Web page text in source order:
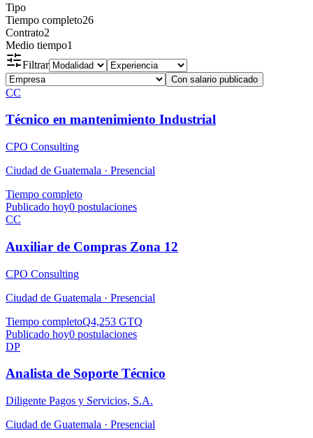
Tipo
Tiempo completo26
Contrato2
Medio tiempo1
Filtrar
Con salario publicado
CC
Técnico en mantenimiento Industrial
CPO Consulting
Ciudad de Guatemala · Presencial
Tiempo completo
Publicado hoy0 postulaciones
CC
Auxiliar de Compras Zona 12
CPO Consulting
Ciudad de Guatemala · Presencial
Tiempo completoQ4,253 GTQ
Publicado hoy0 postulaciones
DP
Analista de Soporte Técnico
Diligente Pagos y Servicios, S.A.
Ciudad de Guatemala · Presencial